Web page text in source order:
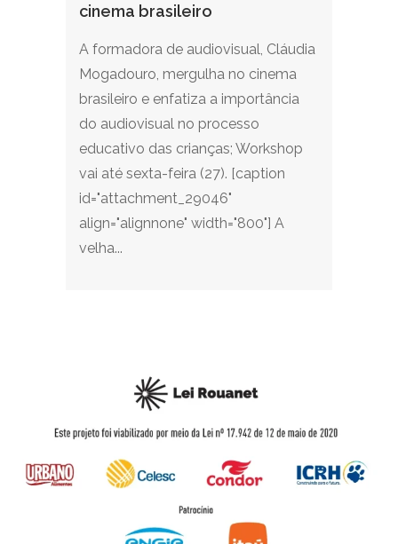
cinema brasileiro
A formadora de audiovisual, Cláudia
Mogadouro, mergulha no cinema
brasileiro e enfatiza a importância
do audiovisual no processo
educativo das crianças; Workshop
vai até sexta-feira (27). [caption
id="attachment_29046"
align="alignnone" width="800"] A
velha...